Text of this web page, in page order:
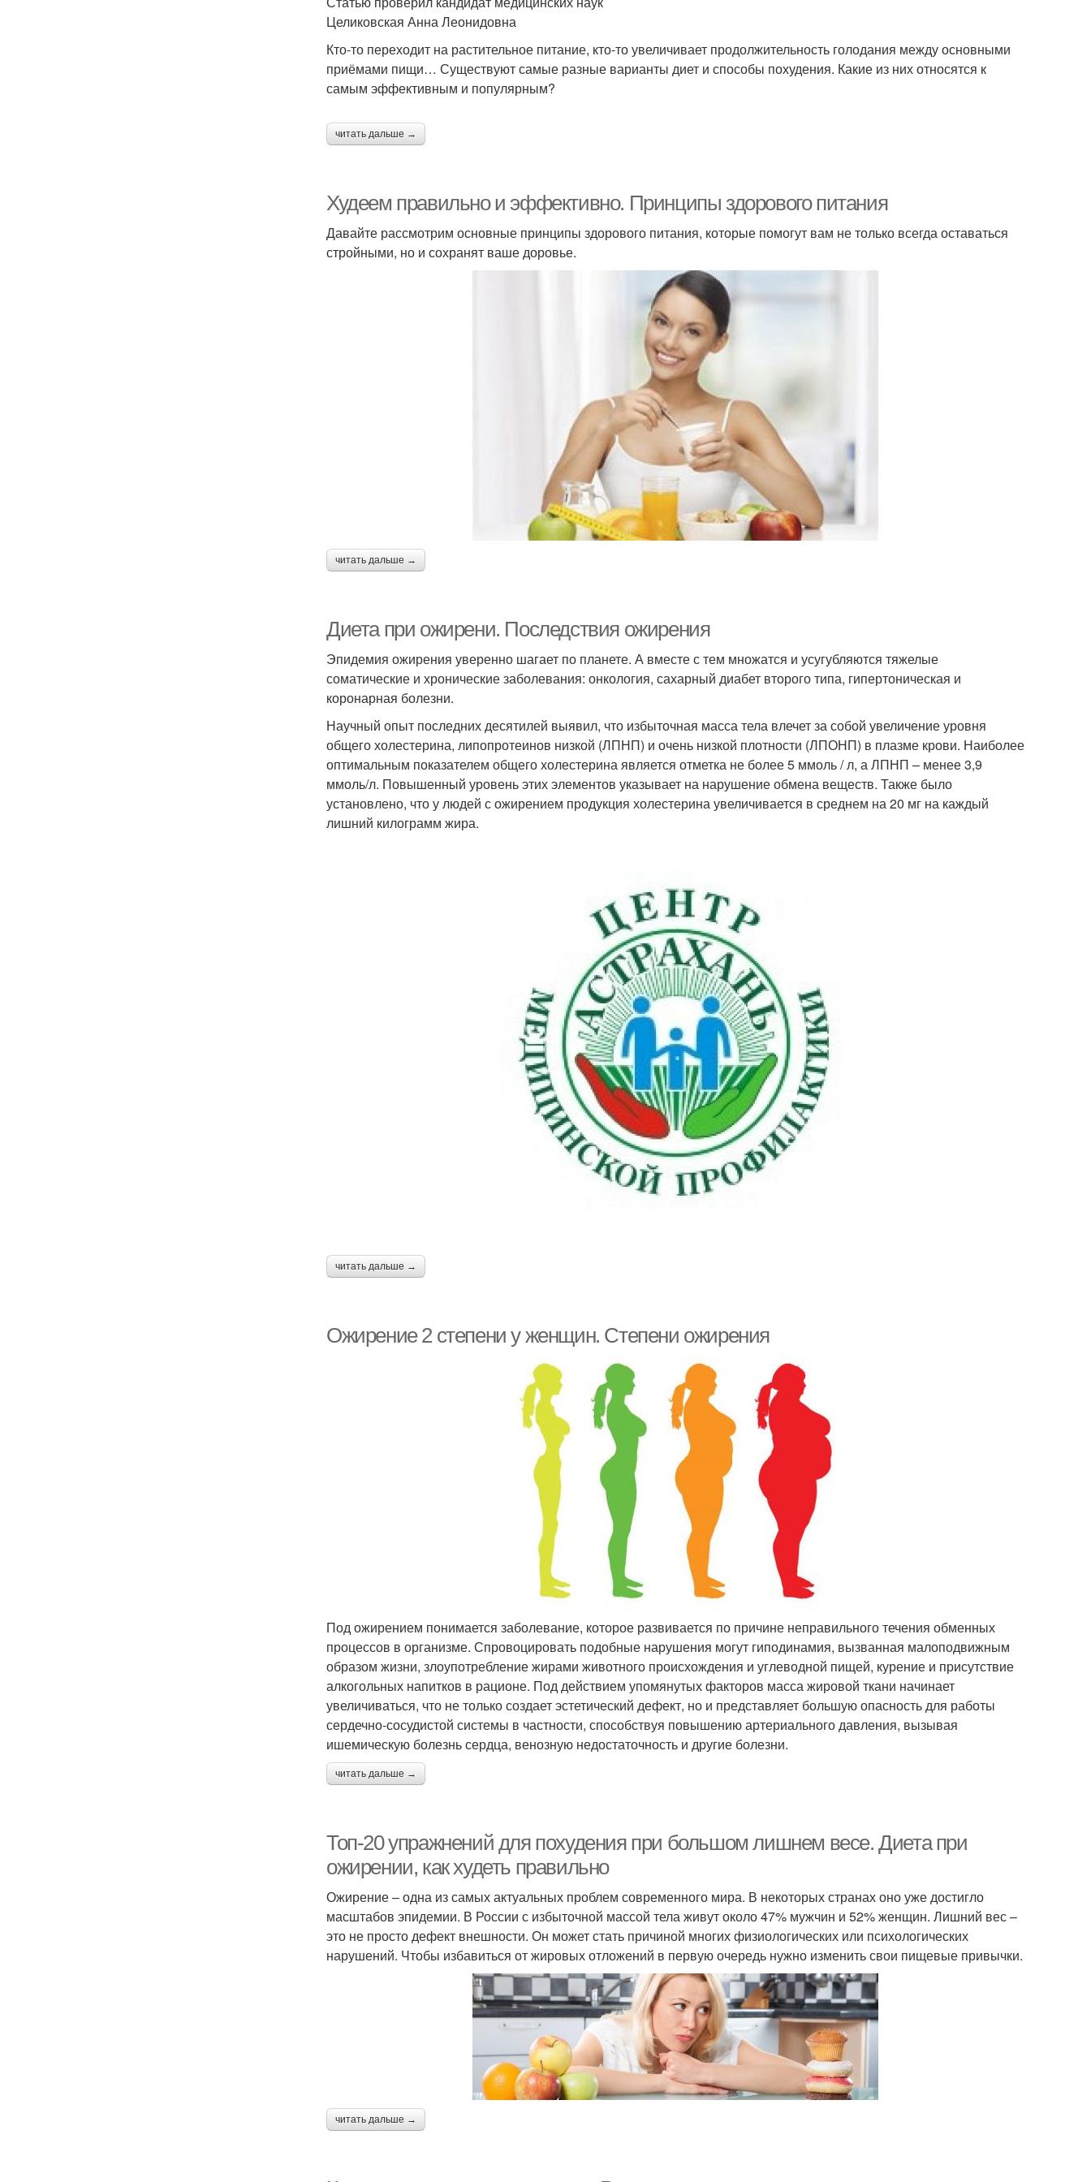
Целиковская Анна Леонидовна
Кто-то переходит на растительное питание, кто-то увеличивает продолжительность голодания между основными
приёмами пищи… Существуют самые разные варианты диет и способы похудения. Какие из них относятся к
самым эффективным и популярным?
читать дальше →
Худеем правильно и эффективно. Принципы здорового питания
Давайте рассмотрим основные принципы здорового питания, которые помогут вам не только всегда оставаться
стройными, но и сохранят ваше доровье.
читать дальше →
Диета при ожирени. Последствия ожирения
Эпидемия ожирения уверенно шагает по планете. А вместе с тем множатся и усугубляются тяжелые
соматические и хронические заболевания: онкология, сахарный диабет второго типа, гипертоническая и
коронарная болезни.
Научный опыт последних десятилей выявил, что избыточная масса тела влечет за собой увеличение уровня
общего холестерина, липопротеинов низкой (ЛПНП) и очень низкой плотности (ЛПОНП) в плазме крови. Наиболее
оптимальным показателем общего холестерина является отметка не более 5 ммоль / л, а ЛПНП – менее 3,9
ммоль/л. Повышенный уровень этих элементов указывает на нарушение обмена веществ. Также было
установлено, что у людей с ожирением продукция холестерина увеличивается в среднем на 20 мг на каждый
лишний килограмм жира.
читать дальше →
Ожирение 2 степени у женщин. Степени ожирения
Под ожирением понимается заболевание, которое развивается по причине неправильного течения обменных
процессов в организме. Спровоцировать подобные нарушения могут гиподинамия, вызванная малоподвижным
образом жизни, злоупотребление жирами животного происхождения и углеводной пищей, курение и присутствие
алкогольных напитков в рационе. Под действием упомянутых факторов масса жировой ткани начинает
увеличиваться, что не только создает эстетический дефект, но и представляет большую опасность для работы
сердечно-сосудистой системы в частности, способствуя повышению артериального давления, вызывая
ишемическую болезнь сердца, венозную недостаточность и другие болезни.
читать дальше →
Топ-20 упражнений для похудения при большом лишнем весе. Диета при
ожирении, как худеть правильно
Ожирение – одна из самых актуальных проблем современного мира. В некоторых странах оно уже достигло
масштабов эпидемии. В России с избыточной массой тела живут около 47% мужчин и 52% женщин. Лишний вес –
это не просто дефект внешности. Он может стать причиной многих физиологических или психологических
нарушений. Чтобы избавиться от жировых отложений в первую очередь нужно изменить свои пищевые привычки.
читать дальше →